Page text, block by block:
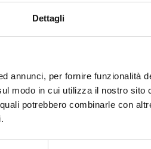
Dettagli
annunci, per fornire funzionalità
modo in cui utilizza il nostro sito
potrebbero combinarle con